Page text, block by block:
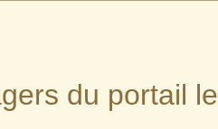
du portail